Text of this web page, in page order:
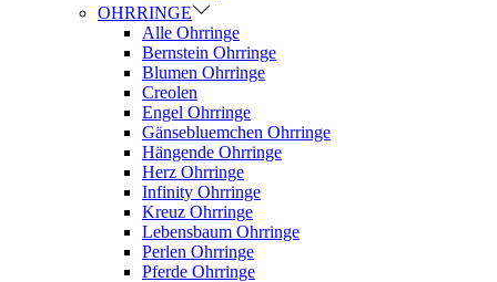
OHRRINGE
Alle Ohrringe
Bernstein Ohrringe
Blumen Ohrringe
Creolen
Engel Ohrringe
Gänsebluemchen Ohrringe
Hängende Ohrringe
Herz Ohrringe
Infinity Ohrringe
Kreuz Ohrringe
Lebensbaum Ohrringe
Perlen Ohrringe
Pferde Ohrringe